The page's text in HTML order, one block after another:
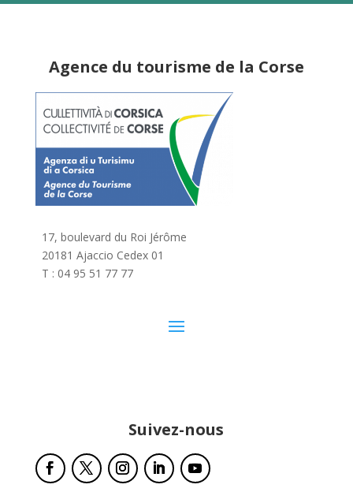
Agence du tourisme de la Corse
17, boulevard du Roi Jérôme
20181 Ajaccio Cedex 01
T : 04 95 51 77 77
Suivez-nous